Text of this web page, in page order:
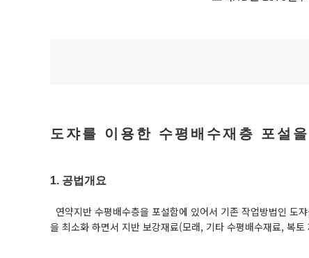
도쟈를 이용한 수평배수재층 포설
1. 공법개요
연약지반 수평배수층을 포설함에 있어서 기존 작업방법인 도
을 최소화 하면서 지반 보강재료(모래, 기타 수평배수재료, 복